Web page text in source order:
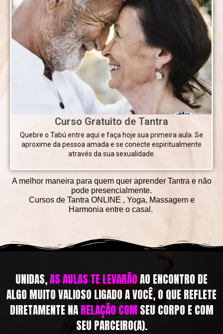
Curso Gratuito de Tantra
Quebre o Tabú entre aqui e faça hoje sua primeira aula. Se
aproxime da pessoa amada e se conecte espiritualmente
através da sua sexualidade.
A melhor maneira para quem quer aprender Tantra e não
pode presencialmente.
Cursos de Tantra ONLINE , Yoga, Massagem e
Harmonia entre o casal.
UNIDAS,AS AULAS TE LEVARÃOAO ENCONTRO DE
ALGO MUITO VALIOSO LIGADO A VOCÊ, O QUE REFLETE
DIRETAMENTE NARELAÇÃO COM SEU CORPO E COM
SEU PARCEIRO(A).